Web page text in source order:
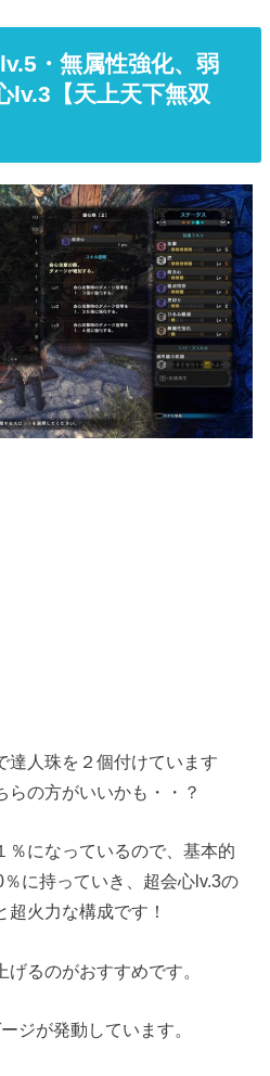
・無属性強化、弱
lv.3【天上天下無双
達人珠を２個付けています
らの方がいいかも・・？
％になっているので、基本的
に持っていき、超会心lv.3の
火力な構成です！
るのがおすすめです。
ジが発動しています。